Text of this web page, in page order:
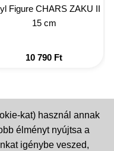
Figure CHARS ZAKU II
15 cm
10 790 Ft
kat) használ annak
élményt nyújtsa a
igénybe veszed,